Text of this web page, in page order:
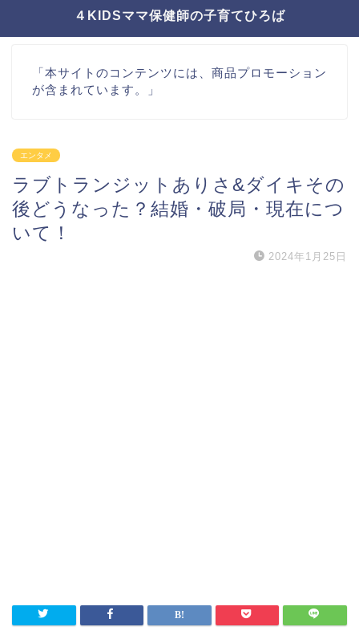
４KIDSママ保健師の子育てひろば
「本サイトのコンテンツには、商品プロモーション
が含まれています。」
エンタメ
ラブトランジットありさ&ダイキその
後どうなった？結婚・破局・現在につ
いて！
2024年1月25日